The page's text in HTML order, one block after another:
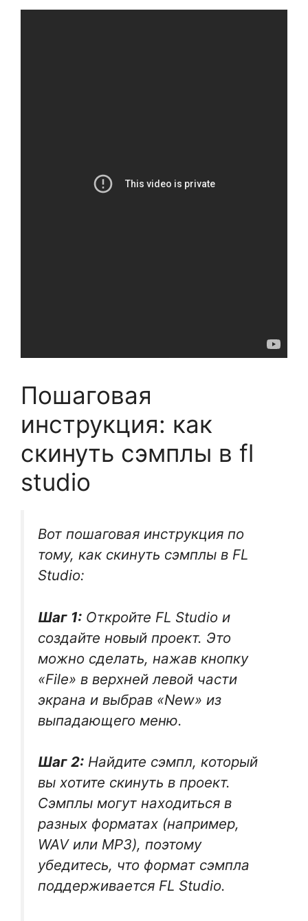
Пошаговая
инструкция: как
скинуть сэмплы в fl
studio
Вот пошаговая инструкция по
тому, как скинуть сэмплы в FL
Studio:
Шаг 1: Откройте FL Studio и
создайте новый проект. Это
можно сделать, нажав кнопку
«File» в верхней левой части
экрана и выбрав «New» из
выпадающего меню.
Шаг 2: Найдите сэмпл, который
вы хотите скинуть в проект.
Сэмплы могут находиться в
разных форматах (например,
WAV или MP3), поэтому
убедитесь, что формат сэмпла
поддерживается FL Studio.